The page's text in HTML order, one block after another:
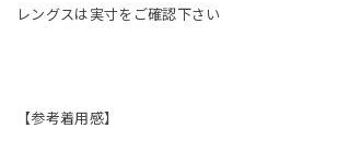
レングスは実寸をご確認下さい
【参考着用感】